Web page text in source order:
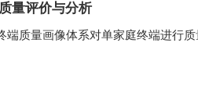
量评价与分析
端质量画像体系对单家庭终端进行